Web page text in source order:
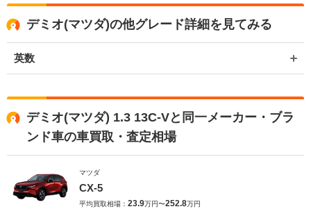
しております。 またお車のことで何かございましたら、是非ネクステ
ージをご利用いただけますと幸いでございます。 今後とも宜しくお願
い申し上げます。
デミオ(マツダ)の他グレード詳細を見てみる
英数
デミオ(マツダ) 1.3 13C-Vと同一メーカー・ブラ
ンド車の車買取・査定相場
マツダ
CX-5
平均買取相場： 23.9万円〜252.8万円